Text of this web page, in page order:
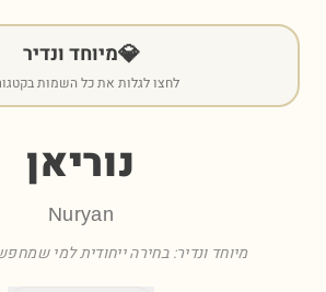
💎מיוחד ונדיר
לחצו לגלות את כל השמות
נוריאן
Nuryan
מיוחד ונדיר: בחירה ייחודית למי